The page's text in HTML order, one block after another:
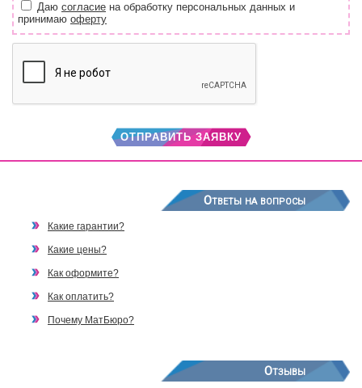
Даю согласие на обработку персональных данных и
принимаю оферту
ОТПРАВИТЬ ЗАЯВКУ
Ответы на вопросы
Какие гарантии?
Какие цены?
Как оформите?
Как оплатить?
Почему МатБюро?
Отзывы